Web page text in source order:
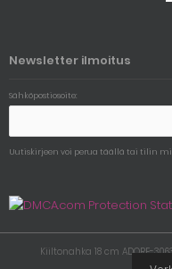
Newsletter ilmoitus
Sähköpostiosoite:
Uutiskirjeen voi perua täällä tai tilin
Kiiltonahka 18 cm ADORE-